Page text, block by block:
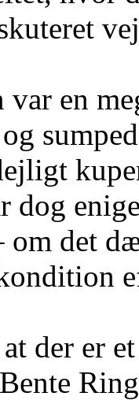
var en
dog
om det
der er